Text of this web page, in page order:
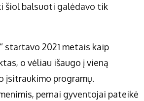
šiol balsuoti galėdavo tik
startavo 2021 metais kaip
o vėliau išaugo į vieną
įsitraukimo programų.
pernai gyventojai pateikė